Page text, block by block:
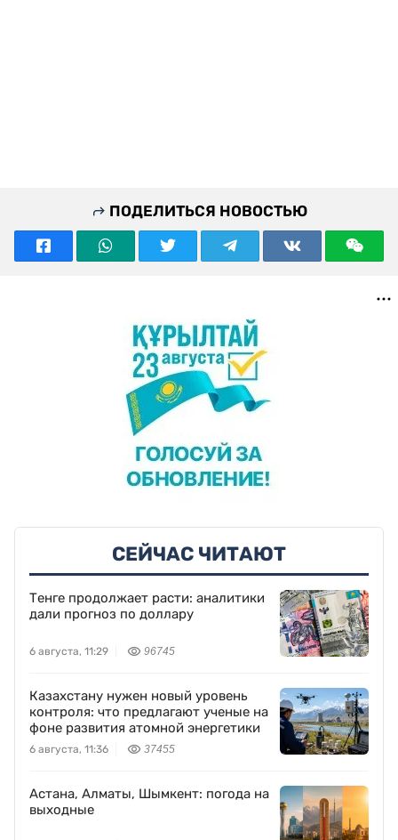
ПОДЕЛИТЬСЯ НОВОСТЬЮ
СЕЙЧАС ЧИТАЮТ
Тенге продолжает расти: аналитики
дали прогноз по доллару
6 августа, 11:29 96745
Казахстану нужен новый уровень
контроля: что предлагают ученые на
фоне развития атомной энергетики
6 августа, 11:36 37455
Астана, Алматы, Шымкент: погода на
выходные